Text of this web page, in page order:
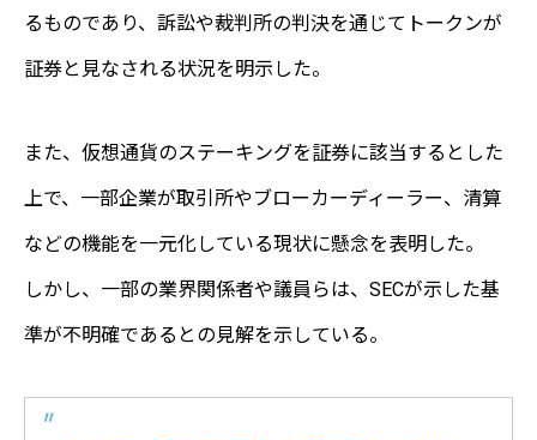
るものであり、訴訟や裁判所の判決を通じてトークンが
証券と見なされる状況を明示した。
また、仮想通貨のステーキングを証券に該当するとした
上で、一部企業が取引所やブローカーディーラー、清算
などの機能を一元化している現状に懸念を表明した。
しかし、一部の業界関係者や議員らは、SECが示した基
準が不明確であるとの見解を示している。